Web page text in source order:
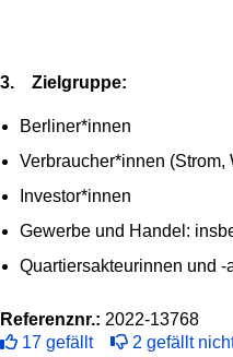
3. Zielgruppe:
Berliner*innen
Verbraucher*innen (Strom,
Investor*innen
Gewerbe und Handel:
Quartiersakteurinnen und
Referenznr.: 2022-13768
17 gefällt 2 gefällt